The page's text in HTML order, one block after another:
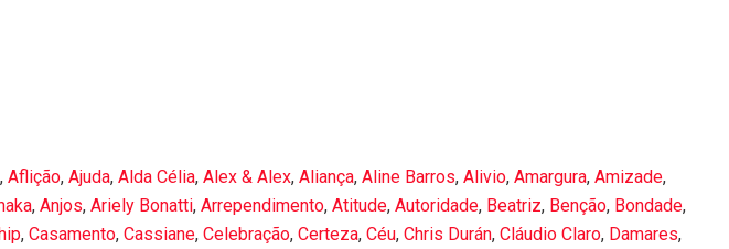
, Aflição, Ajuda, Alda Célia, Alex & Alex, Aliança, Aline Barros, Alivio, Amargura, Amizade,
, Anjos, Ariely Bonatti, Arrependimento, Atitude, Autoridade, Beatriz, Benção, Bondade,
, Casamento, Cassiane, Celebração, Certeza, Céu, Chris Durán, Cláudio Claro, Damares,